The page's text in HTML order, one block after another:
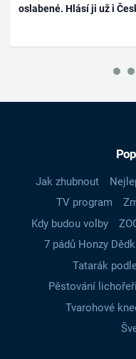
oslabené. Hlásí ji už i
Jak zhubnout
TV program
Kdy budou volby
7 pádů Honzy
Tatarák
Pěstování
Tvarohové